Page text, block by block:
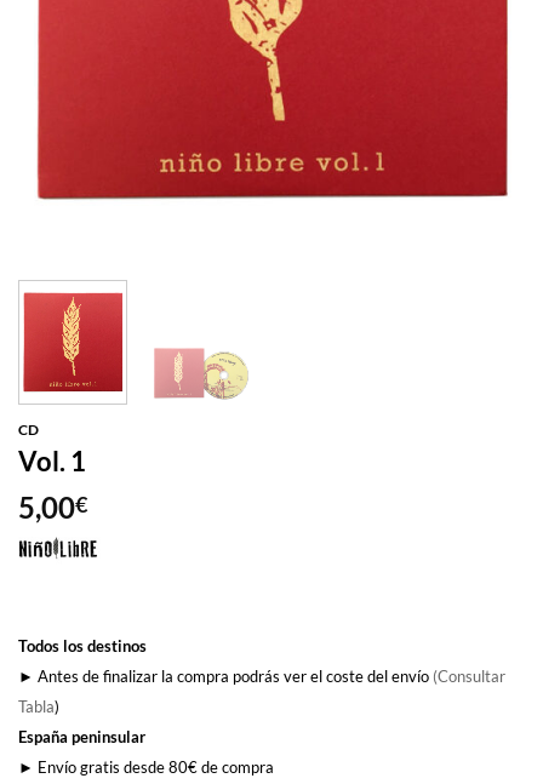
CD
Vol. 1
5,00€
Todos los destinos
► Antes de finalizar la compra podrás ver el coste del envío (Consultar
Tabla)
España peninsular
► Envío gratis desde 80€ de compra